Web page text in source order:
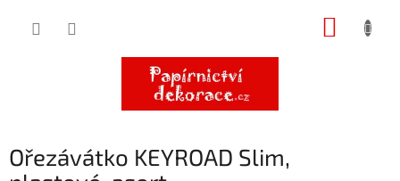
Ořezávátko KEYROAD Slim,